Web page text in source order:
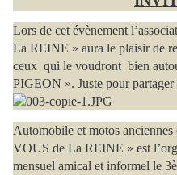
Lors de cet évènement
La REINE » aura le plaisir de
ceux qui le voudront bien
PIGEON ». Juste pour partager
Automobile et motos
VOUS de La REINE » est
mensuel amical et informel le